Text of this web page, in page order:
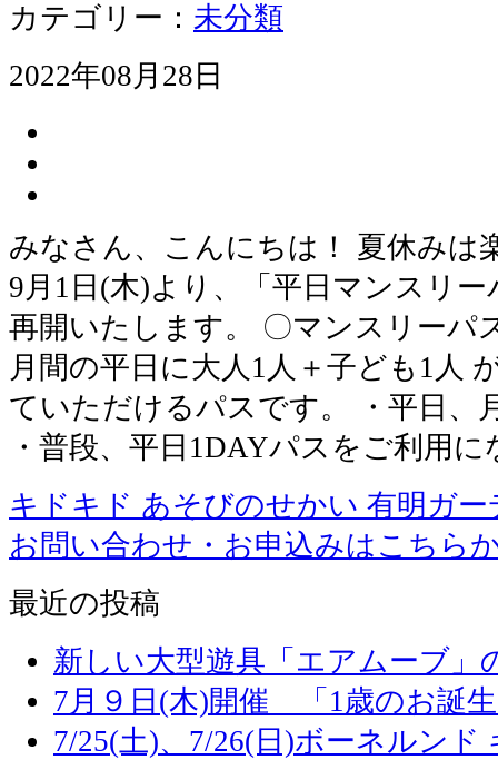
カテゴリー： 未分類
2022年08月28日
みなさん、こんにちは！ 夏休みは
9月1日(木)より、「平日マンスリ
再開いたします。 〇マンスリーパ
月間の平日に大人1人＋子ども1人
ていただけるパスです。 ・平日、
・普段、平日1DAYパスをご利用
キドキド あそびのせかい 有明ガー
お問い合わせ・お申込みはこちら
最近の投稿
新しい大型遊具「エアムーブ」
7月９日(木)開催 「1歳のお誕
7/25(土)、7/26(日)ボーネルン